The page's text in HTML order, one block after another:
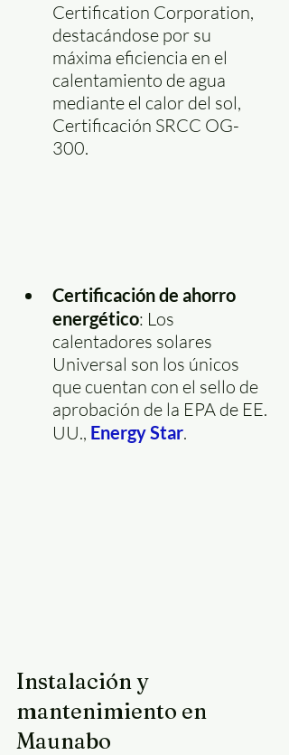
Certification Corporation,
destacándose por su
máxima eficiencia en el
calentamiento de agua
mediante el calor del sol,
Certificación SRCC OG-
300.
Certificación de ahorro
energético: Los
calentadores solares
Universal son los únicos
que cuentan con el sello de
aprobación de la EPA de EE.
UU., Energy Star.
Instalación y
mantenimiento en
Maunabo